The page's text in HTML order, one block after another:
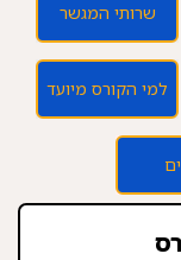
שרותי המגשר
למי הקורס מיועד